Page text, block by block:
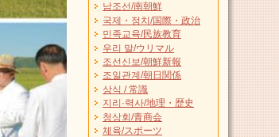
남조선/南朝鮮
국제・정치/国際・政治
민족교육/民族教育
우리 말/ウリマル
조선신보/朝鮮新報
조일관계/朝日関係
상식 / 常識
지리·력사/地理・歴史
청상회/青商会
체육/スポーツ